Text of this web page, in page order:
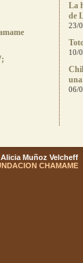
La
de
23/
10/
06/
Muñoz Velcheff
CHAMAME